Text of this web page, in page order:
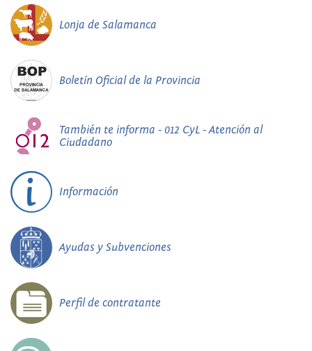
Lonja de Salamanca
Boletín Oficial de la Provincia
También te informa - 012 CyL - Atención al
Ciudadano
Información
Ayudas y Subvenciones
Perfil de contratante